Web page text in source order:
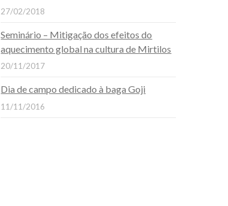
27/02/2018
Seminário – Mitigação dos efeitos do
aquecimento global na cultura de Mirtilos
20/11/2017
Dia de campo dedicado à baga Goji
11/11/2016